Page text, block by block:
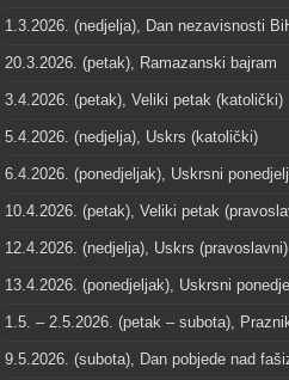
1.3.2026. (nedjelja), Dan nezavisnosti
20.3.2026. (petak), Ramazanski bajram
3.4.2026. (petak), Veliki petak (katolički)
5.4.2026. (nedjelja), Uskrs (katolički)
6.4.2026. (ponedjeljak), Uskrsni
10.4.2026. (petak), Veliki petak
12.4.2026. (nedjelja), Uskrs (pravoslavni)
13.4.2026. (ponedjeljak), Uskrsni
1.5. – 2.5.2026. (petak – subota),
9.5.2026. (subota), Dan pobjede nad